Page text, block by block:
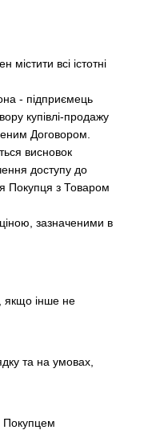
всі істотні
- підприємець
купівлі-продажу
Договором.
висновок
доступу до
Покупця з Товаром
зазначеними в
якщо інше не
та на умовах,
Покупцем